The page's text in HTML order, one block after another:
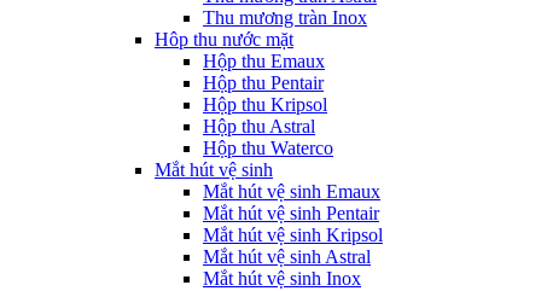
Thu mương tràn Inox
Hôp thu nước mặt
Hộp thu Emaux
Hộp thu Pentair
Hộp thu Kripsol
Hộp thu Astral
Hộp thu Waterco
Mắt hút vệ sinh
Mắt hút vệ sinh Emaux
Mắt hút vệ sinh Pentair
Mắt hút vệ sinh Kripsol
Mắt hút vệ sinh Astral
Mắt hút vệ sinh Inox